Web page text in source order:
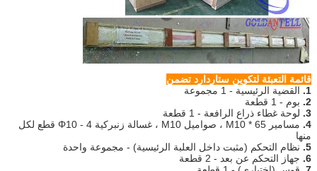
قائمة التعبئة لتكوين ستاردارد تضمن
1. القضية الرئيسية - 1 مجموعة
2. بوم - 1 قطعة
3. لوحة غطاء ذراع الرافعة - 1 قطعة
4.
مسامير M10 * 65 ، صواميل M10 ، غسالة زنبركية Φ10 - 4 قطع لكل
منها
5. نظام التحكم (مثبت داخل العلبة الرئيسية) - مجموعة واحدة
6. جهاز التحكم عن بعد - 2 قطعة